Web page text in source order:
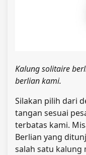
Kalung solitaire
berlian kami.
Silakan pilih dari
tangan sesuai
terbatas kami.
Berlian yang
salah satu kalung